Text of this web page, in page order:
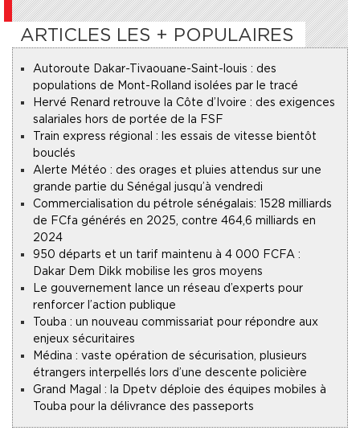
ARTICLES LES + POPULAIRES
Autoroute Dakar-Tivaouane-Saint-louis : des
populations de Mont-Rolland isolées par le tracé
Hervé Renard retrouve la Côte d’Ivoire : des exigences
salariales hors de portée de la FSF
Train express régional : les essais de vitesse bientôt
bouclés
Alerte Météo : des orages et pluies attendus sur une
grande partie du Sénégal jusqu’à vendredi
Commercialisation du pétrole sénégalais : 1528 milliards
de FCfa générés en 2025, contre 464,6 milliards en
2024
950 départs et un tarif maintenu à 4 000 FCFA :
Dakar Dem Dikk mobilise les gros moyens
Le gouvernement lance un réseau d’experts pour
renforcer l’action publique
Touba : un nouveau commissariat pour répondre aux
enjeux sécuritaires
Médina : vaste opération de sécurisation, plusieurs
étrangers interpellés lors d’une descente policière
Grand Magal : la Dpetv déploie des équipes mobiles à
Touba pour la délivrance des passeports